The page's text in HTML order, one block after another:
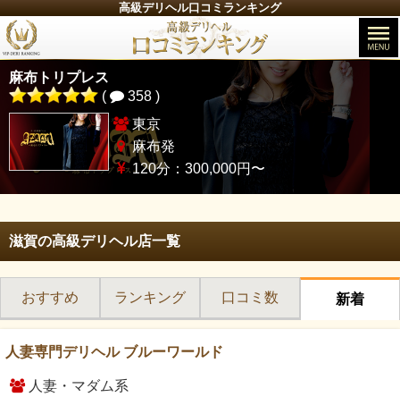
高級デリヘル口コミランキング
麻布トリプレス
(
358 )
東京
麻布発
120分：300,000円〜
滋賀の高級デリヘル店一覧
おすすめ ランキング 口コミ数 新着
人妻専門デリヘル ブルーワールド
人妻・マダム系